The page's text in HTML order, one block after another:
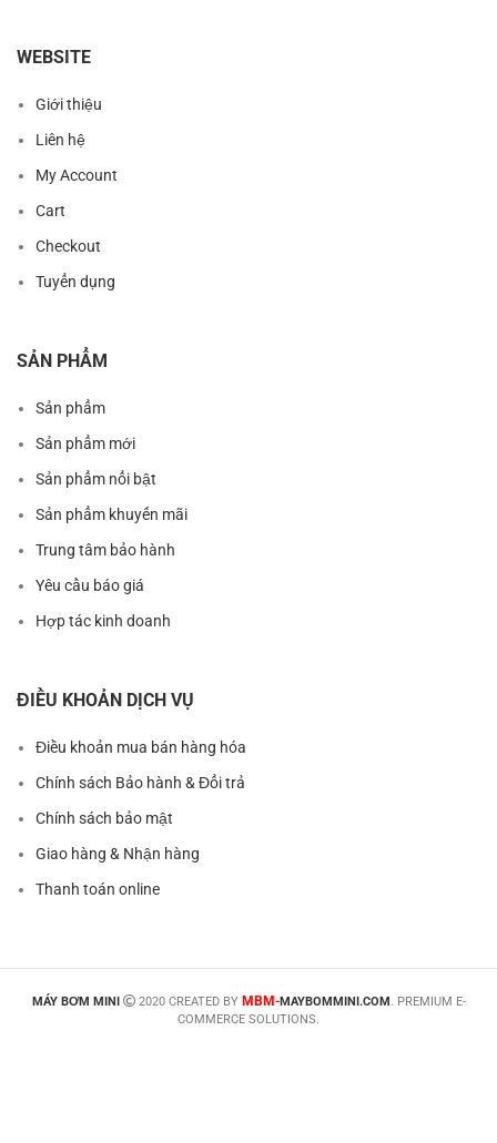
WEBSITE
Giới thiệu
Liên hệ
My Account
Cart
Checkout
Tuyển dụng
SẢN PHẨM
Sản phẩm
Sản phẩm mới
Sản phẩm nổi bật
Sản phẩm khuyến mãi
Trung tâm bảo hành
Yêu cầu báo giá
Hợp tác kinh doanh
ĐIỀU KHOẢN DỊCH VỤ
Điều khoản mua bán hàng hóa
Chính sách Bảo hành & Đổi trả
Chính sách bảo mật
Giao hàng & Nhận hàng
Thanh toán online
MÁY BƠM MINI 2020 CREATED BY MBM-MAYBOMMINI.COM . PREMIUM E-
COMMERCE SOLUTIONS.